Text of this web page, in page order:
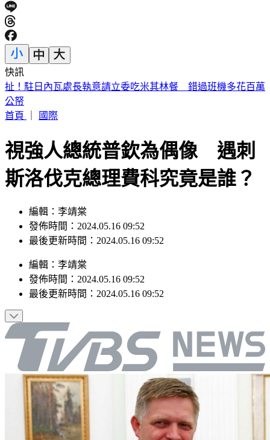
快訊
iPhone 17也要漲了？傳最快「下週價格異動」 知情人曝內幕
首頁
視強人總統普欽為偶像 遇刺
斯洛伐克總理費科究竟是誰？
發佈時間：2024.05.16 09:52
最後更新時間：2024.05.16 09:52
發佈時間：2024.05.16 09:52
最後更新時間：2024.05.16 09:52